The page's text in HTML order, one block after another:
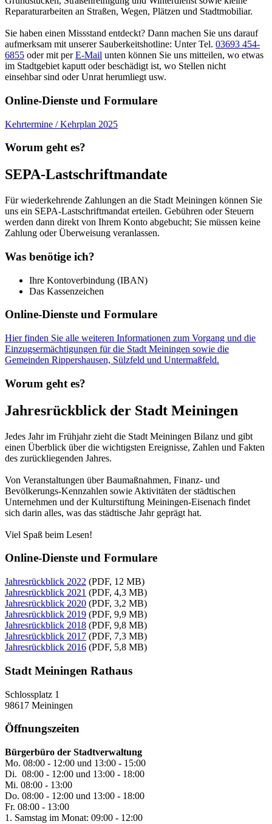
Reparaturarbeiten an Straßen, Wegen, Plätzen und Stadtmobiliar.
Sie haben einen Missstand entdeckt? Dann machen Sie uns darauf
aufmerksam mit unserer Sauberkeitshotline: Unter Tel. 03693 454-
6855 oder mit perE-Mail unten können Sie uns mitteilen, wo etwas
im Stadtgebiet kaputt oder beschädigt ist, wo Stellen nicht
einsehbar sind oder Unrat herumliegt usw.
Online-Dienste und Formulare
Kehrtermine / Kehrplan 2025
Worum geht es?
SEPA-Lastschriftmandate
Für wiederkehrende Zahlungen an die Stadt Meiningen können Sie
uns ein SEPA-Lastschriftmandat erteilen. Gebühren oder Steuern
werden dann direkt von Ihrem Konto abgebucht; Sie müssen keine
Zahlung oder Überweisung veranlassen.
Was benötige ich?
Ihre Kontoverbindung (IBAN)
Das Kassenzeichen
Online-Dienste und Formulare
Hier finden Sie alle weiteren Informationen zum Vorgang und die
Einzugsermächtigungen für die Stadt Meiningen sowie die
Gemeinden Rippershausen, Sülzfeld und Untermaßfeld.
Worum geht es?
Jahresrückblick der Stadt Meiningen
Jedes Jahr im Frühjahr zieht die Stadt Meiningen Bilanz und gibt
einen Überblick über die wichtigsten Ereignisse, Zahlen und Fakten
des zurückliegenden Jahres.
Von Veranstaltungen über Baumaßnahmen, Finanz- und
Bevölkerungs-Kennzahlen sowie Aktivitäten der städtischen
Unternehmen und der Kulturstiftung Meiningen-Eisenach findet
sich darin alles, was das städtische Jahr geprägt hat.
Viel Spaß beim Lesen!
Online-Dienste und Formulare
Jahresrückblick 2022 (PDF, 12 MB)
Jahresrückblick 2021 (PDF, 4,3 MB)
Jahresrückblick 2020 (PDF, 3,2 MB)
Jahresrückblick 2019 (PDF, 9,9 MB)
Jahresrückblick 2018 (PDF, 9,8 MB)
Jahresrückblick 2017 (PDF, 7,3 MB)
Jahresrückblick 2016 (PDF, 5,8 MB)
Stadt Meiningen Rathaus
Schlossplatz 1
98617 Meiningen
Öffnungszeiten
Bürgerbüro der Stadtverwaltung
Mo. 08:00 - 12:00 und 13:00 - 15:00
Di. 08:00 - 12:00 und 13:00 - 18:00
Mi. 08:00 - 13:00
Do. 08:00 - 12:00 und 13:00 - 18:00
Fr. 08:00 - 13:00
1. Samstag im Monat: 09:00 - 12:00